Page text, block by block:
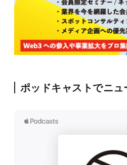
ポッドキャストでニュ